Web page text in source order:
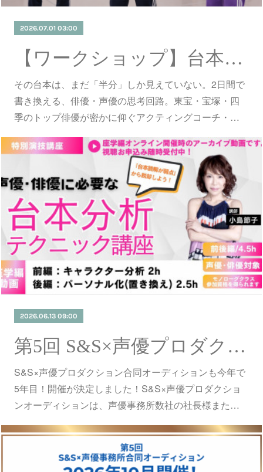
2026.07.01 03:00
【ワークショップ】台本分析テクニック座学編 録画視聴会 8月開催！
その台本は、まだ「半分」しか見えていない。2日間で
書き換える、俳優・声優の思考回路。東宝・宝塚・四
季のトップ俳優が密かに仰ぐアクティングコーチ・…
2026.06.13 09:00
第5回 S&S×声優プロダクションオーディション 開催！（6/13更新）
S&S×声優プロダクション合同オーディションも今年で
5年目！開催が決定しました！S&S×声優プロダクショ
ンオーディションは、声優事務所数社の社長様また…